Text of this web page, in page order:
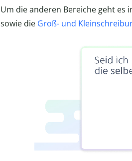
Um die anderen Bereiche geht es
sowie die Groß- und